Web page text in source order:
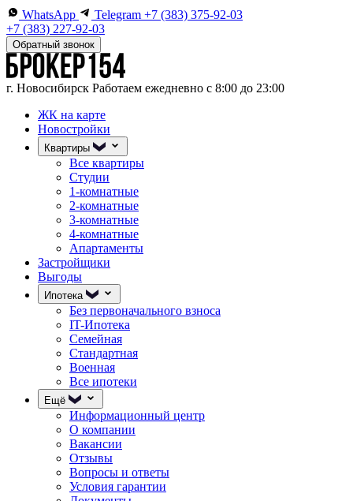
WhatsApp Telegram +7 (383) 375-92-03
+7 (383) 227-92-03
Обратный звонок
г. Новосибирск Работаем ежедневно с 8:00 до 23:00
ЖК на карте
Новостройки
Квартиры
Все квартиры
Студии
1-комнатные
2-комнатные
3-комнатные
4-комнатные
Апартаменты
Застройщики
Выгоды
Ипотека
Без первоначального взноса
IT-Ипотека
Семейная
Стандартная
Военная
Все ипотеки
Ещё
Информационный центр
О компании
Вакансии
Отзывы
Вопросы и ответы
Условия гарантии